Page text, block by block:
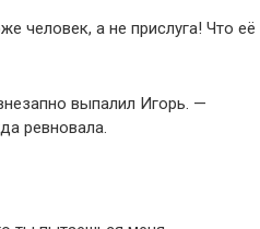
человек, а не прислуга! Что её
выпалил Игорь. —
ревновала.